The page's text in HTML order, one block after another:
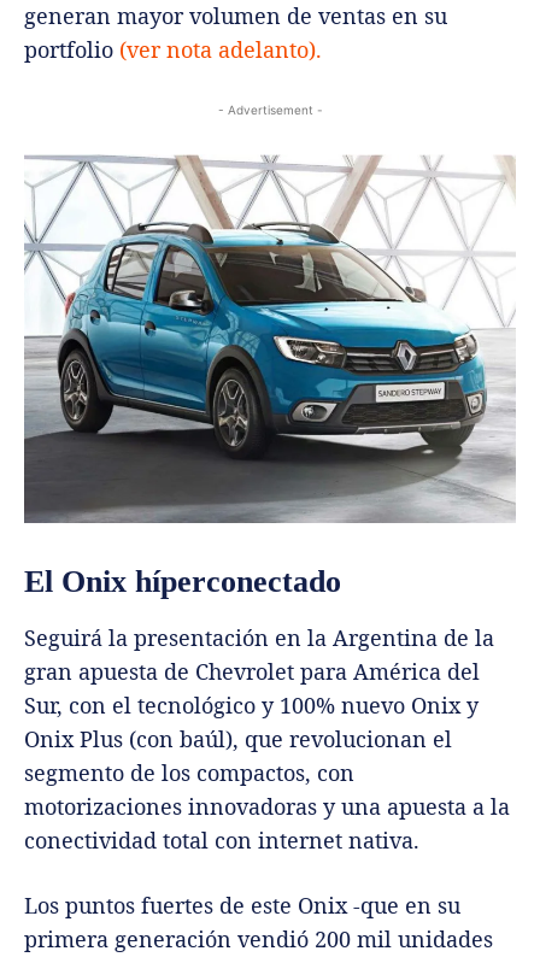
generan mayor volumen de ventas en su
portfolio (ver nota adelanto).
- Advertisement -
El Onix híperconectado
Seguirá la presentación en la Argentina de la
gran apuesta de Chevrolet para América del
Sur, con el tecnológico y 100% nuevo Onix y
Onix Plus (con baúl), que revolucionan el
segmento de los compactos, con
motorizaciones innovadoras y una apuesta a la
conectividad total con internet nativa.
Los puntos fuertes de este Onix -que en su
primera generación vendió 200 mil unidades